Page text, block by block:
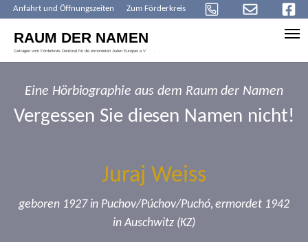
Anfahrt und Öffnungszeiten Zum Förderkreis
Eine Hörbiographie aus dem Raum der Namen
Vergessen Sie diesen Namen nicht!
Juraj Weiss
geboren 1927 in Puchov/Púchov/Puchó, ermordet 1942
in Auschwitz (KZ)